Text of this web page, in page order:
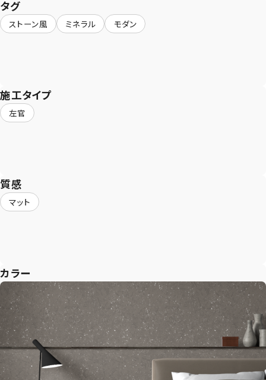
タグ
ストーン風 ミネラル モダン
施工タイプ
左官
質感
マット
カラー